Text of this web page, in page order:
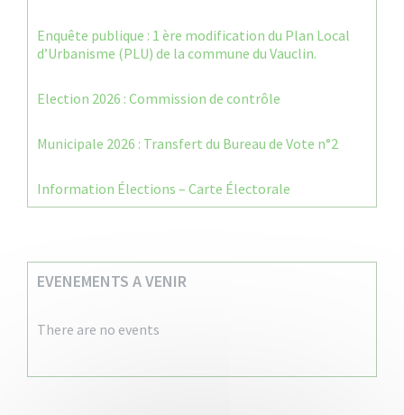
Enquête publique : 1 ère modification du Plan Local
d’Urbanisme (PLU) de la commune du Vauclin.
Election 2026 : Commission de contrôle
Municipale 2026 : Transfert du Bureau de Vote n°2
Information Élections – Carte Électorale
EVENEMENTS A VENIR
There are no events